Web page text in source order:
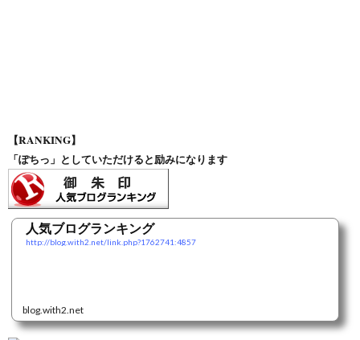
【RANKING】
「ぽちっ」としていただけると励みになります
人気ブログランキング
http://blog.with2.net/link.php?1762741:4857
blog.with2.net